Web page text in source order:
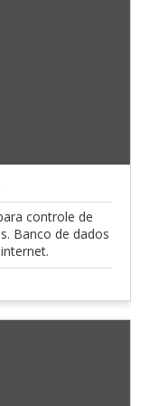
controle de
Banco de dados